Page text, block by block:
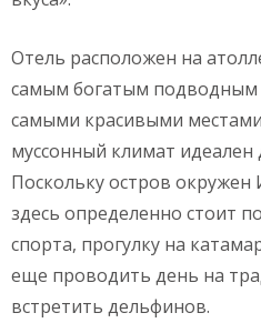
Отель расположен на
самым богатым
самыми красивыми
муссонный климат идеален
Поскольку остров
здесь определенно стоит
спорта, прогулку на
еще проводить день на
встретить дельфинов.